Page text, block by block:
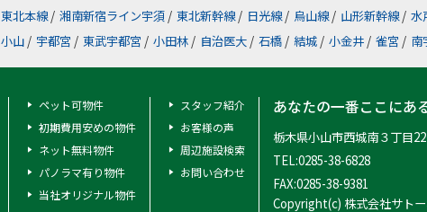
東北本線 / 湘南新宿ライン宇須 / 東北新幹線 / 日光線 / 烏山線 / 山形新幹線 / 水
小山 / 宇都宮 / 東武宇都宮 / 小田林 / 自治医大 / 石橋 / 結城 / 小金井 / 雀宮 / 南
ペット可物件
初期費用安めの物件
ネット無料物件
パノラマ有り物件
当社オリジナル物件
スタッフ紹介
お客様の声
周辺施設検索
お問い合わせ
あなたの一番ここに
栃木県小山市西城南３丁目
TEL:0285-38-6828
FAX:0285-38-9381
Copyright(c) 株式会社サト